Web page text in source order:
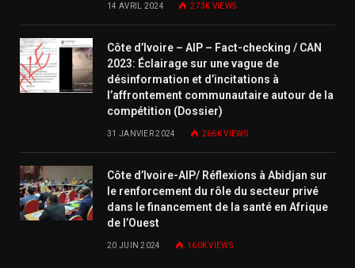
14 AVRIL 2024 273K VIEWS
Côte d’Ivoire – AIP – Fact-checking / CAN
2023: Éclairage sur une vague de
désinformation et d’incitations à
l’affrontement communautaire autour de la
compétition (Dossier)
31 JANVIER 2024 266KVIEWS
Côte d’Ivoire-AIP/ Réflexions à Abidjan sur
le renforcement du rôle du secteur privé
dans le financement de la santé en Afrique
de l’Ouest
20 JUIN 2024 160KVIEWS